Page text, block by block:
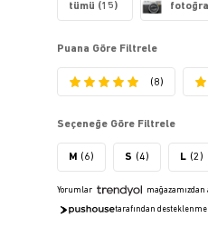
tümü (15)
Puana Göre Filtrele
(8)
Seçeneğe Göre Filtrele
M (6) S (4) L (2)
Yorumlar mağazamızdan
tarafından